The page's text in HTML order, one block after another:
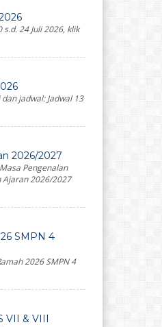
24 Juli 2026, klik
jadwal: Jadwal 13
2026/2027
Pengenalan
Ajaran 2026/2027
SMPN 4
2026 SMPN 4
VII & VIII